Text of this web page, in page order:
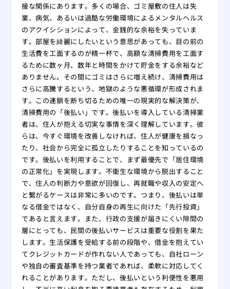
接な関係にあります。多くの場合、ゴミ屋敷の住人は失
業、病気、あるいは過酷な労働環境によるメンタルヘルス
のアクイシションによって、金銭的な余裕を失っていま
す。部屋を綺麗にしたいという意思があっても、目の前の
生活費を工面するのが精一杯で、高額な清掃費用を工面す
るために数ヶ月、数年と時間をかけて貯金をする余裕など
ありません。その間にゴミはさらに増え続け、清掃費用は
さらに高騰するという、地獄のような悪循環が形成されま
す。この連鎖を断ち切るための唯一の現実的な解決策が、
清掃費用の「後払い」です。後払いを導入している清掃業
者は、住人が抱える切実な事情を深く理解しています。彼
らは、今すぐ環境を改善しなければ、住人が健康を損なっ
たり、社会から完全に孤立したりすることを知っているの
です。後払いを利用することで、まず最優先で「居住環境
の正常化」を実現します。不衛生な環境から脱出すること
で、住人の判断力や意欲が回復し、再就職や収入の安定へ
と繋がるケースは非常に多いのです。つまり、後払いは単
なる借金ではなく、自分自身の再生に向けた「先行投資」
であると言えます。また、行政の支援が届きにくい隙間の
層にとっても、民間の後払いサービスは重要な役割を果た
します。生活保護を受給する前の段階や、借金を抱えてい
てクレジットカードが作れない人であっても、自社ローン
や独自の審査基準を持つ業者であれば、柔軟に対応してく
れることがあります。ただし、後払いという利便性を悪用